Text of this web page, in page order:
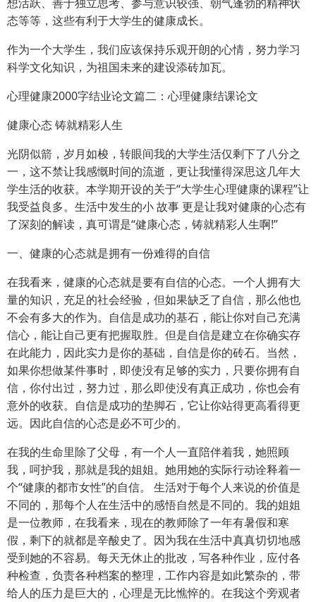
态等等，这些有利于大学生的健康成长。
作为一个大学生，我们应该保持乐观开朗的心情，努力学习
科学文化知识，为祖国未来的建设添砖加瓦。
心理健康2000字结业论文篇二：心理健康结课论文
健康心态 铸就精彩人生
光阴似箭，岁月如梭，转眼间我的大学生活仅剩下了八分之
一，这不禁让我感慨时间的流逝，更让我懂得深思这几年大
学生活的收获。本学期开设的关于“大学生心理健康的课程”让
我受益良多。生活中发生的小 故事 更是让我对健康的心态有
了深刻的解读，真可谓是“健康心态，铸就精彩人生啊!”
一、健康的心态就是拥有一份难得的自信
在我看来，健康的心态就是要有自信的心态。一个人拥有大
量的知识，充足的社会经验，但如果缺乏了自信，那么他也
不会有多大的作为。自信是成功的基石，能让你对自己充满
信心，能让自己更有把握取胜。但是自信是建立在你确实存
在此能力，因此实力是你的基础，自信是你的砖石。当然，
如果你想做某件事时，即使没有足够的实力，只要你拥有自
信，你付出过，努力过，那么即使没有真正成功，你也会有
意外的收获。自信是成功的垫脚石，它让你站得更高看得更
远。因此自信的心态是必不可少的。
在我的生命里除了父母，有一个人一直陪伴着我，她照顾
我，呵护我，那就是我的姐姐。她用她的实际行动诠释着一
个“健康的都市女性”的自信。 生活对于每个人来说的价值是
不同的，那每个人在生活中的感悟自然是不同的。我的姐姐
是一位教师，在我看来，现在的教师除了一年有暑假和寒
假，剩下的就都是辛酸史了。因为我在生活中真真切切地感
受到她的不容易。每天无休止的批改，写各种作业，应付各
种检查，负责各种档案的整理，工作内容是如此繁杂的，带
给人的压力是巨大的，心理是无比憔悴的。在我这个旁观者